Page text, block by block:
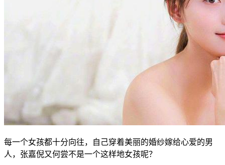
每一个女孩都十分向往，自己穿着美丽的婚纱嫁给心爱的男
人，张嘉倪又何尝不是一个这样地女孩呢？